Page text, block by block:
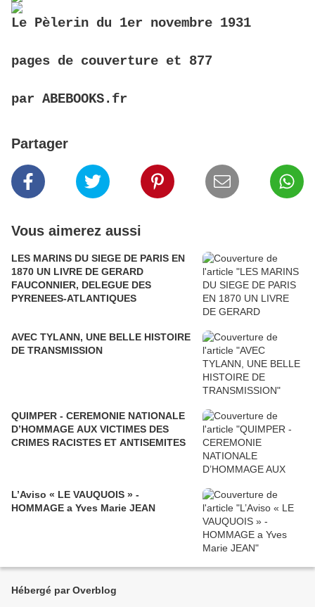
Le Pèlerin du 1er novembre 1931
pages de couverture et 877
par ABEBOOKS.fr
Partager
Vous aimerez aussi
LES MARINS DU SIEGE DE PARIS EN
1870 UN LIVRE DE GERARD
FAUCONNIER, DELEGUE DES
PYRENEES-ATLANTIQUES
AVEC TYLANN, UNE BELLE HISTOIRE
DE TRANSMISSION
QUIMPER - CEREMONIE NATIONALE
D’HOMMAGE AUX VICTIMES DES
CRIMES RACISTES ET ANTISEMITES
L’Aviso « LE VAUQUOIS » -
HOMMAGE a Yves Marie JEAN
Hébergé par Overblog